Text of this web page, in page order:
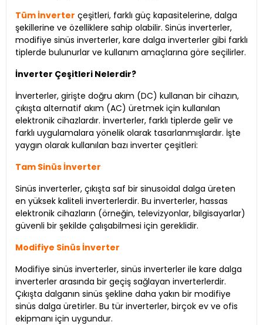
Tüm İnverter çeşitleri, farklı güç kapasitelerine, dalga
şekillerine ve özelliklere sahip olabilir. Sinüs inverterler,
modifiye sinüs inverterler, kare dalga inverterler gibi farklı
tiplerde bulunurlar ve kullanım amaçlarına göre seçilirler.
İnverter Çeşitleri Nelerdir?
İnverterler, girişte doğru akım (DC) kullanan bir cihazın,
çıkışta alternatif akım (AC) üretmek için kullanılan
elektronik cihazlardır. İnverterler, farklı tiplerde gelir ve
farklı uygulamalara yönelik olarak tasarlanmışlardır. İşte
yaygın olarak kullanılan bazı inverter çeşitleri:
Tam Sinüs İnverter
Sinüs inverterler, çıkışta saf bir sinusoidal dalga üreten
en yüksek kaliteli inverterlerdir. Bu inverterler, hassas
elektronik cihazların (örneğin, televizyonlar, bilgisayarlar)
güvenli bir şekilde çalışabilmesi için gereklidir.
Modifiye Sinüs İnverter
Modifiye sinüs inverterler, sinüs inverterler ile kare dalga
inverterler arasında bir geçiş sağlayan inverterlerdir.
Çıkışta dalganın sinüs şekline daha yakın bir modifiye
sinüs dalga üretirler. Bu tür inverterler, birçok ev ve ofis
ekipmanı için uygundur.